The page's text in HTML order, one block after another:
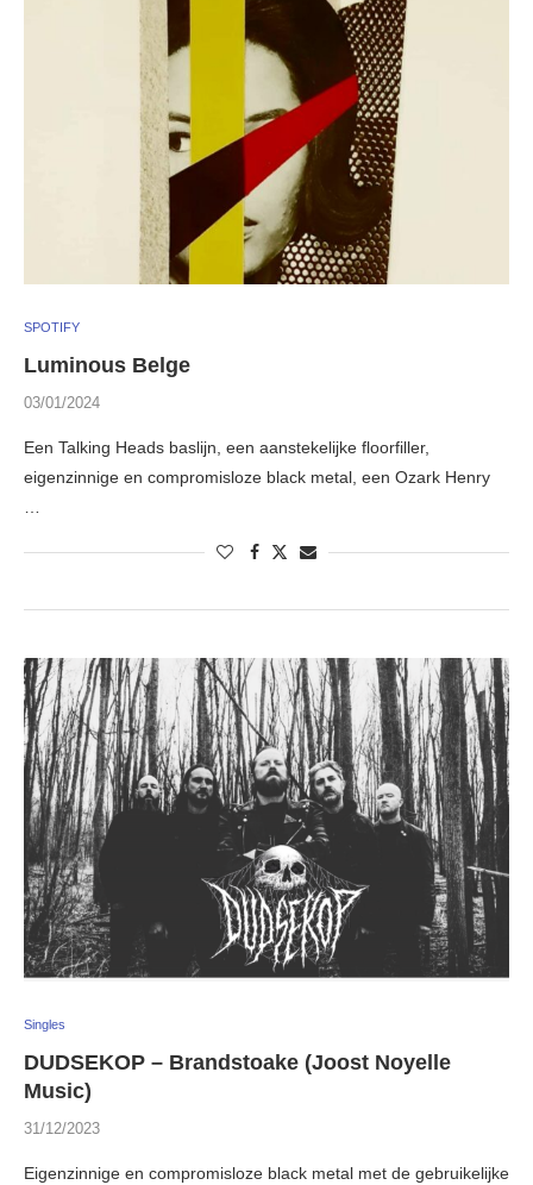
SPOTIFY
Luminous Belge
03/01/2024
Een Talking Heads baslijn, een aanstekelijke floorfiller,
eigenzinnige en compromisloze black metal, een Ozark Henry
…
Singles
DUDSEKOP – Brandstoake (Joost Noyelle
Music)
31/12/2023
Eigenzinnige en compromisloze black metal met de gebruikelijke